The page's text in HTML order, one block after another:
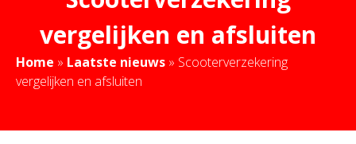
vergelijken en afsluiten
Home » Laatste nieuws » Scooterverzekering
vergelijken en afsluiten